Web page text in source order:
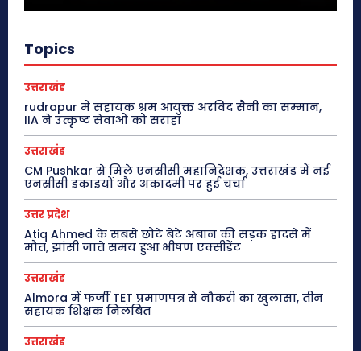
Topics
उत्तराखंड
rudrapur में सहायक श्रम आयुक्त अरविंद सैनी का सम्मान,
IIA ने उत्कृष्ट सेवाओं को सराहा
उत्तराखंड
CM Pushkar से मिले एनसीसी महानिदेशक, उत्तराखंड में नई
एनसीसी इकाइयों और अकादमी पर हुई चर्चा
उत्तर प्रदेश
Atiq Ahmed के सबसे छोटे बेटे अबान की सड़क हादसे में
मौत, झांसी जाते समय हुआ भीषण एक्सीडेंट
उत्तराखंड
Almora में फर्जी TET प्रमाणपत्र से नौकरी का खुलासा, तीन
सहायक शिक्षक निलंबित
उत्तराखंड